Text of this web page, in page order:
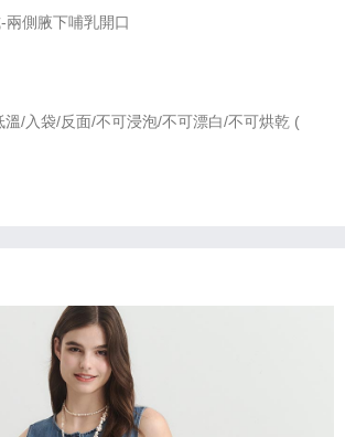
兩側腋下哺乳開口
溫/入袋/反面/不可浸泡/不可漂白/不可烘乾 (